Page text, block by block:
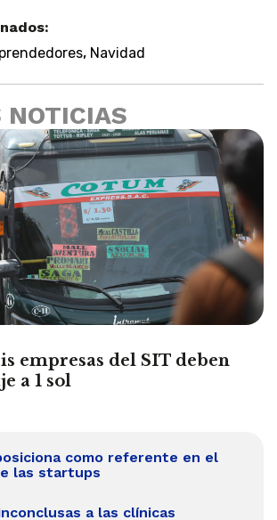
, Navidad
NOTICIAS
empresas del SIT deben
a 1 sol
como referente en el
las startups
a las clínicas